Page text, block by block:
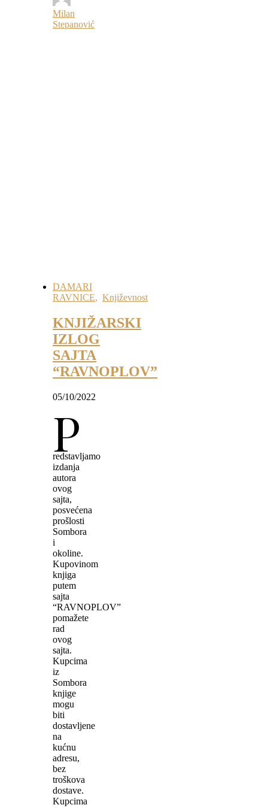
Milan
Stepanović
DAMARI
RAVNICE, Književnost
KNJIŽARSKI
IZLOG
SAJTA
“RAVNOPLOV”
05/10/2022
P
redstavljamo
izdanja
autora
ovog
sajta,
posvećena
prošlosti
Sombora
i
okoline.
Kupovinom
knjiga
putem
sajta
“RAVNOPLOV”
pomažete
rad
ovog
sajta.
Kupcima
iz
Sombora
knjige
mogu
biti
dostavljene
na
kućnu
adresu,
bez
troškova
dostave.
Kupcima